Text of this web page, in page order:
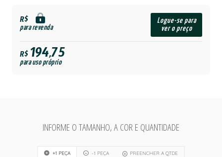
R$
para revenda
Logue-se para
ver o preço
R$194,75
para uso próprio
INFORME O TAMANHO, A COR E QUANTIDADE
+1 PEÇA -1 PEÇA PREENCHER A QTDE